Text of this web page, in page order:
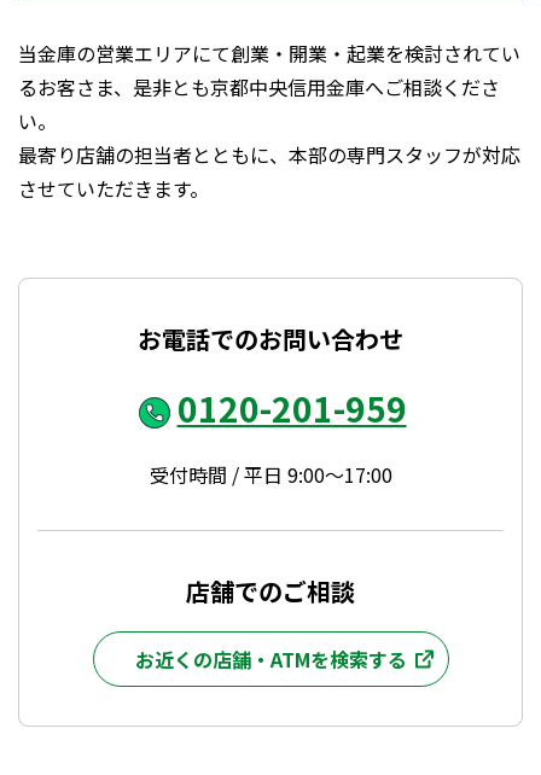
当金庫の営業エリアにて創業・開業・起業を検討されてい
るお客さま、是非とも京都中央信用金庫へご相談くださ
い。
最寄り店舗の担当者とともに、本部の専門スタッフが対応
させていただきます。
お電話でのお問い合わせ
0120-201-959
受付時間 / 平日 9:00～17:00
店舗でのご相談
お近くの店舗・ATMを検索する